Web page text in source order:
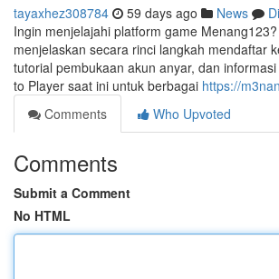
tayaxhez308784 59 days ago News
Ingin menjelajahi platform game
menjelaskan secara rinci langkah mendaftar
tutorial pembukaan akun anyar, dan
to Player saat ini untuk berbagai https://
Comments
Who Upvoted
Comments
Submit a Comment
No HTML